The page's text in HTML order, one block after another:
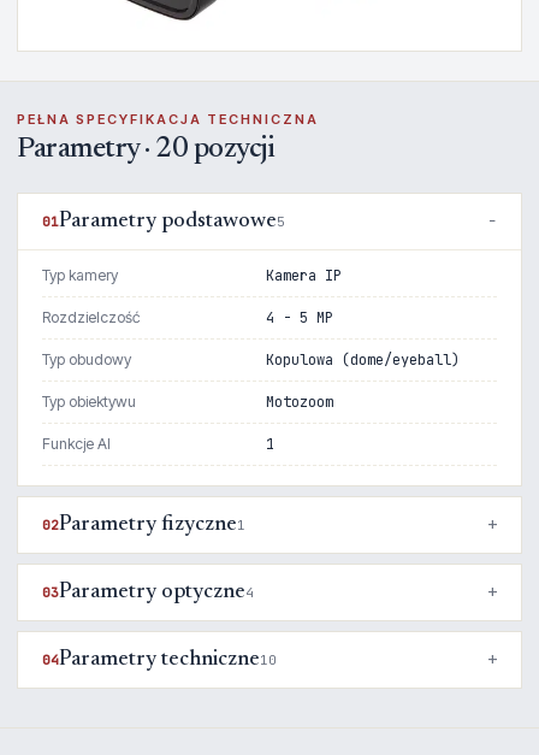
PEŁNA SPECYFIKACJA TECHNICZNA
Parametry · 20 pozycji
01Parametry podstawowe5
Typ kamery Kamera IP
Rozdzielczość 4 - 5 MP
Typ obudowy Kopulowa (dome/eyeball)
Typ obiektywu Motozoom
Funkcje AI 1
02Parametry fizyczne1
03Parametry optyczne4
04Parametry techniczne10